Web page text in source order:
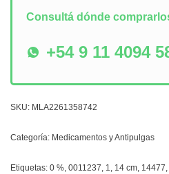
Consultá dónde
+54 9 11 4094
SKU: MLA2261358742
Categoría: Medicamentos y Antipulgas
Etiquetas: 0 %, 0011237, 1, 14 cm, 14477,